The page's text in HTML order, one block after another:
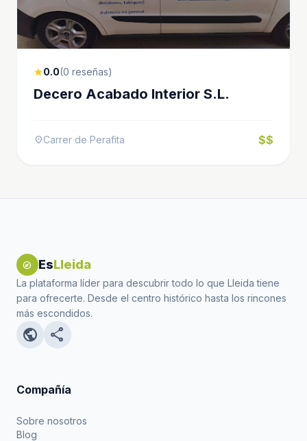
star0.0(0 reseñas)
Decero Acabado Interior S.L.
location_onCarrer de Perafita $$
explore EsLleida
La plataforma líder para descubrir todo lo que Lleida tiene
para ofrecerte. Desde el centro histórico hasta los rincones
más escondidos.
public share
Compañía
Sobre nosotros
Blog